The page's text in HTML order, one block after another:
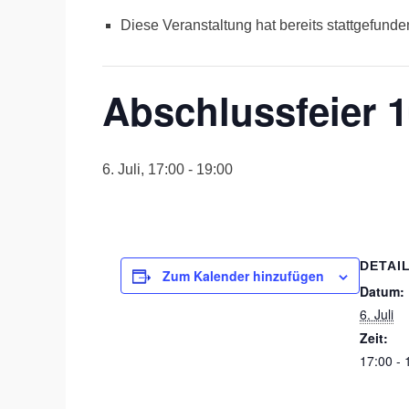
Diese Veranstaltung hat bereits
Abschlussfeier
6. Juli, 17:00 - 19:00
Zum Kalender hinzufügen
Datum:
6. Juli
Zeit:
17:00 -